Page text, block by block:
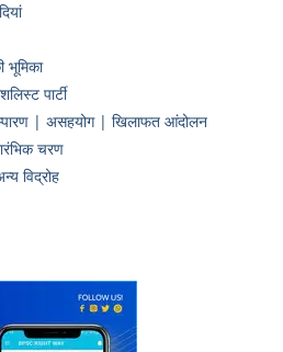
भूमिका
पार्टी
| असहयोग | खिलाफत आंदोलन
चरण
विद्रोह